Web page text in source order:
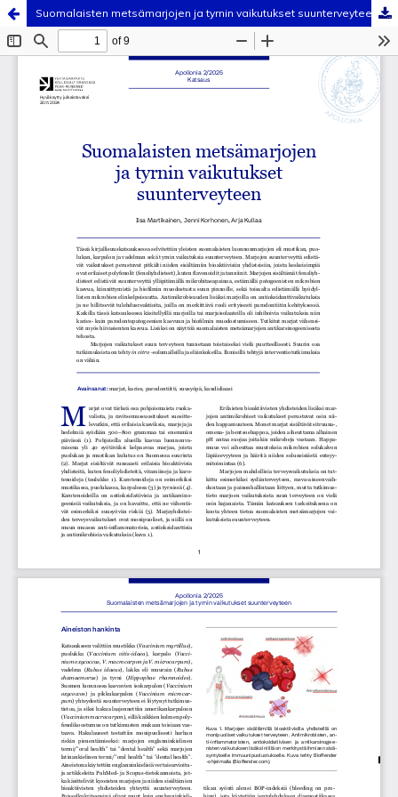
Suomalaisten metsämarjojen ja tyrnin vaikutukset suunterveyteen
Palvelua ylläpitää Tieteellisten seurain valtuuskunta.